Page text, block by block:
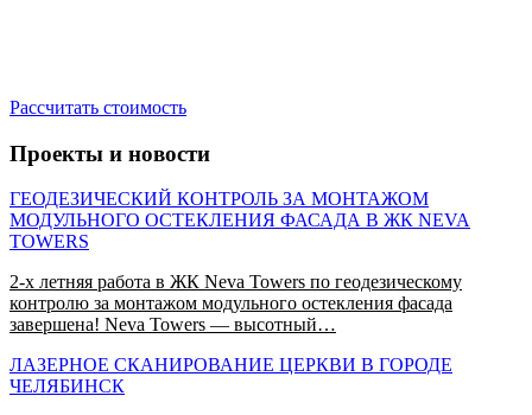
Рассчитать стоимость
Проекты и новости​
ГЕОДЕЗИЧЕСКИЙ КОНТРОЛЬ ЗА МОНТАЖОМ
МОДУЛЬНОГО ОСТЕКЛЕНИЯ ФАСАДА В ЖК NEVA
TOWERS
2-х летняя работа в ЖК Neva Towers по геодезическому
контролю за монтажом модульного остекления фасада
завершена! Neva Towers — высотный…
ЛАЗЕРНОЕ СКАНИРОВАНИЕ ЦЕРКВИ В ГОРОДЕ
ЧЕЛЯБИНСК​